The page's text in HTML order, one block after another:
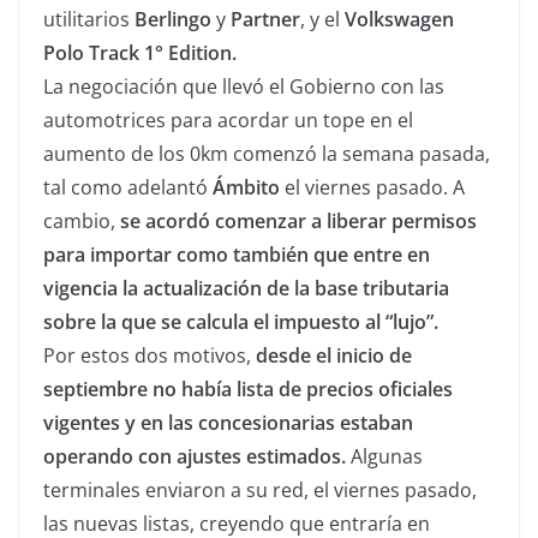
utilitarios Berlingo y Partner, y el Volkswagen
Polo Track 1° Edition.
La negociación que llevó el Gobierno con las
automotrices para acordar un tope en el
aumento de los 0km comenzó la semana pasada,
tal como adelantó Ámbito el viernes pasado. A
cambio, se acordó comenzar a liberar permisos
para importar como también que entre en
vigencia la actualización de la base tributaria
sobre la que se calcula el impuesto al “lujo”.
Por estos dos motivos, desde el inicio de
septiembre no había lista de precios oficiales
vigentes y en las concesionarias estaban
operando con ajustes estimados.Algunas
terminales enviaron a su red, el viernes pasado,
las nuevas listas, creyendo que entraría en